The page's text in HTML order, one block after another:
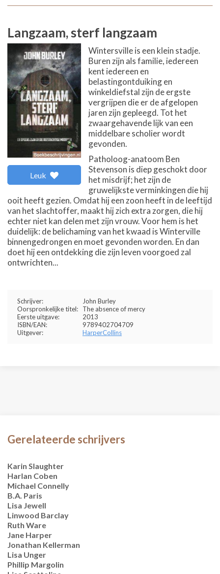
Langzaam, sterf langzaam
Leuk
Wintersville is een klein stadje.
Buren zijn als familie, iedereen
kent iedereen en
belastingontduiking en
winkeldiefstal zijn de ergste
vergrijpen die er de afgelopen
jaren zijn gepleegd. Tot het
zwaargehavende lijk van een
middelbare scholier wordt
gevonden.
Patholoog-anatoom Ben
Stevenson is diep geschokt door
het misdrijf; het zijn de
gruwelijkste verminkingen die hij
ooit heeft gezien. Omdat hij een zoon heeft in de leeftijd
van het slachtoffer, maakt hij zich extra zorgen, die hij
echter niet kan delen met zijn vrouw. Voor hem is het
duidelijk: de belichaming van het kwaad is Winterville
binnengedrongen en moet gevonden worden. En dan
doet hij een ontdekking die zijn leven voorgoed zal
ontwrichten...
Schrijver:
John Burley
Oorspronkelijke titel:
The absence of mercy
Eerste uitgave:
2013
ISBN/EAN:
9789402704709
Uitgever:
HarperCollins
Gerelateerde schrijvers
Karin Slaughter
Harlan Coben
Michael Connelly
B.A. Paris
Lisa Jewell
Linwood Barclay
Ruth Ware
Jane Harper
Jonathan Kellerman
Lisa Unger
Phillip Margolin